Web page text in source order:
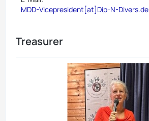
MDD-Vicepresident[at]Dip-N-Divers.de
Treasurer